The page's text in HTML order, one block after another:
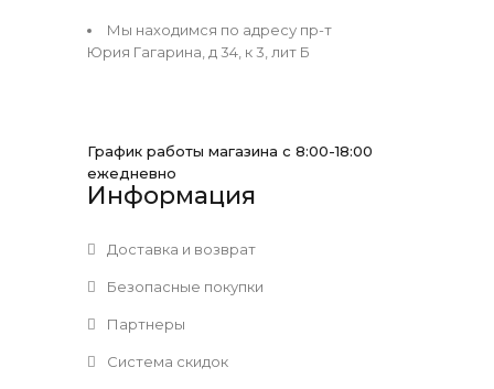
Мы находимся по адресу пр-т
Юрия Гагарина, д 34, к 3, лит Б
График работы магазина с 8:00-18:00
ежедневно
Информация
Доставка и возврат
Безопасные покупки
Партнеры
Система скидок